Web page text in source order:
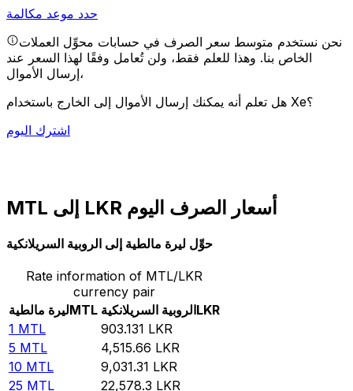
حدد موعد مكالمة
نحن نستخدم متوسط سعر الصرف في حسابات محوِّل العملات
الخاص بنا. وهذا للعلم فقط، ولن تُعامل وفقًا لهذا السعر عند
إرسال الأموال،
هل تعلم أنه يمكنك إرسال الأموال إلى الخارج باستخدام Xe؟
اشترك اليوم
MTL إلى LKR أسعار الصرف اليوم
حوِّل ليرة مالطية إلى الروبية السريلانكية
Rate information of MTL/LKR
currency pair
ليرة مالطيةMTL الروبية السريلانكيةLKR
1 MTL 903.131 LKR
5 MTL 4,515.66 LKR
10 MTL 9,031.31 LKR
25 MTL 22,578.3 LKR